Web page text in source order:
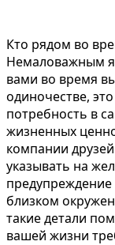
Кто рядом во
Немаловажным
вами во время
одиночестве,
потребность в
жизненных
компании
указывать на
близком
такие детали
вашей жизни